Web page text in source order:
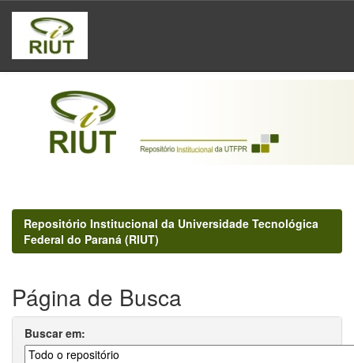
Skip
navigation
Repositório Institucional da Universidade Tecnológica
Federal do Paraná (RIUT)
Página de Busca
Buscar em: